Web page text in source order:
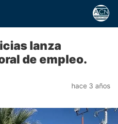
lanza
de empleo.
hace 3 años